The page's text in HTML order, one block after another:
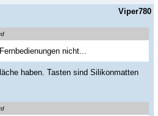
Viper780
nicht...
haben. Tasten sind Silikonmatten